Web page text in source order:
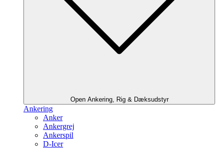
Open Ankering, Rig & Dæksudstyr
Ankering
Anker
Ankergrej
Ankerspil
D-Icer